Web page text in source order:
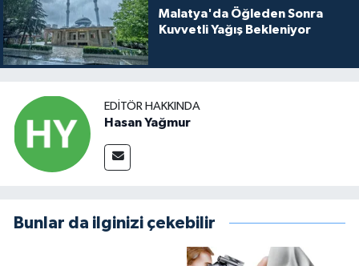
Malatya'da Öğleden Sonra
Kuvvetli Yağış Bekleniyor
EDITÖR HAKKINDA
Hasan Yağmur
Bunlar da ilginizi çekebilir